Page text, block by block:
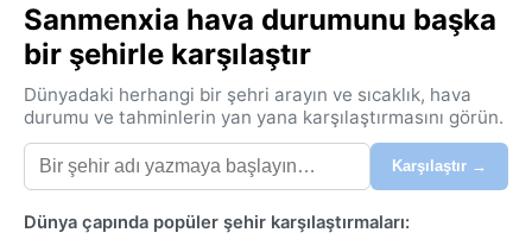
İklimi, Köppen sınıflamasına göre BSk, yani soğuk yarı
kurak. Kışlar soğuk ve kuru geçer; sıcaklıklar sık sık
sıfırın altına düşer, ara sıra kar yağışı görülür. Yazlar
ise sıcak ve nem oranı düşük, fakat bunaltıcı değildir.
Yıllık yağış miktarı 500-600 mm civarındadır,
çoğunlukla yaz musonlarıyla gelir. Nem oranı yaz
aylarında artsa da kışın düşer. Seyahat için yanınıza
kışın kalın bir mont, eldiven ve atkı; yazın ise hafif
Sanmenxia hava durumunu başka
bir şehirle karşılaştır
Dünyadaki herhangi bir şehri arayın ve sıcaklık, hava
durumu ve tahminlerin yan yana karşılaştırmasını görün.
Karşılaştır →
Dünya çapında popüler şehir karşılaştırmaları: